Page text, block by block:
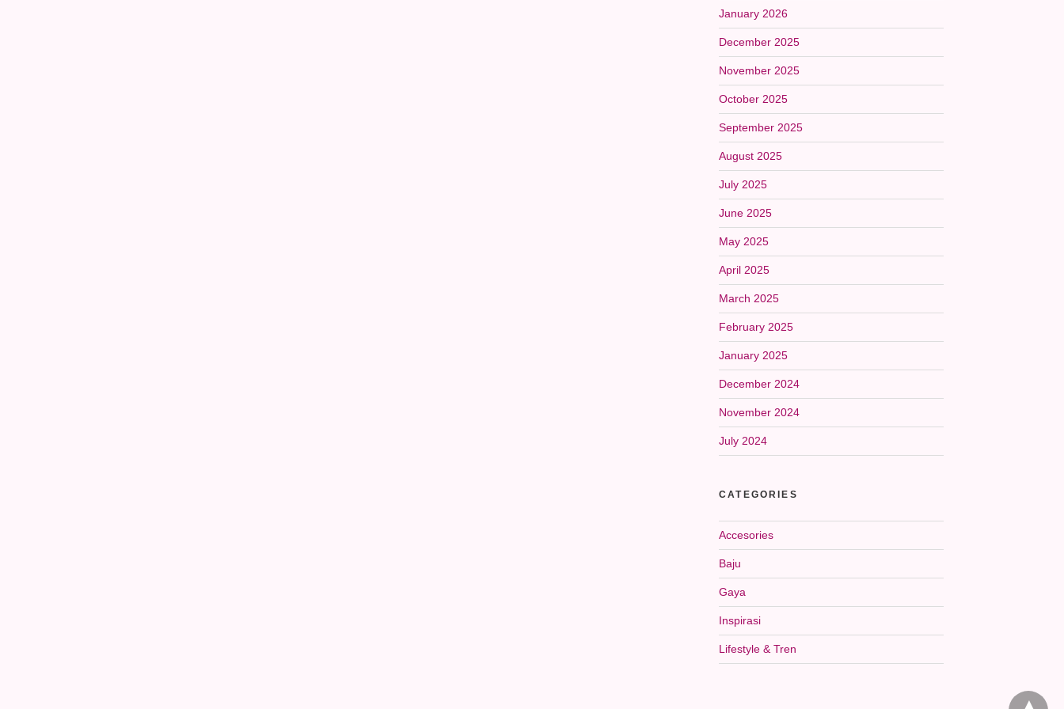
January 2026
December 2025
November 2025
October 2025
September 2025
August 2025
July 2025
June 2025
May 2025
April 2025
March 2025
February 2025
January 2025
December 2024
November 2024
July 2024
CATEGORIES
Accesories
Baju
Gaya
Inspirasi
Lifestyle & Tren